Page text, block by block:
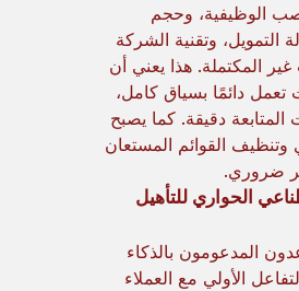
الوظيفية، وحجم
التمويل، وتقنية الشركة
المكتملة. هذا يعني أن
تعمل دائمًا بسياق كامل،
المتابعة دقيقة. كما يصبح
وتنظيف القوائم المستعان
ضروري.
الحواري للتأهيل
المدعومون بالذكاء
الأولي مع العملاء